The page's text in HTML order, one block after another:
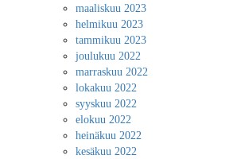
maaliskuu 2023
helmikuu 2023
tammikuu 2023
joulukuu 2022
marraskuu 2022
lokakuu 2022
syyskuu 2022
elokuu 2022
heinäkuu 2022
kesäkuu 2022